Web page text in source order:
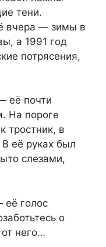
тени.
вчера — зимы в
а 1991 год
потрясения,
её почти
На пороге
тростник, в
её руках был
слезами,
голос
о
него…